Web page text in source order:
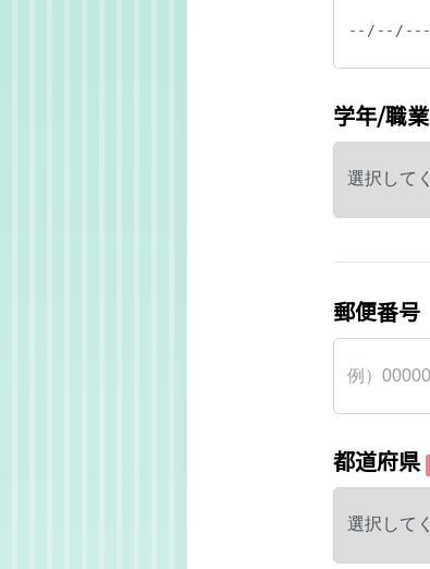
学年/職業
郵便番号
都道府県